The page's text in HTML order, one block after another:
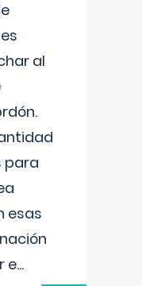
al
para
esas
e...